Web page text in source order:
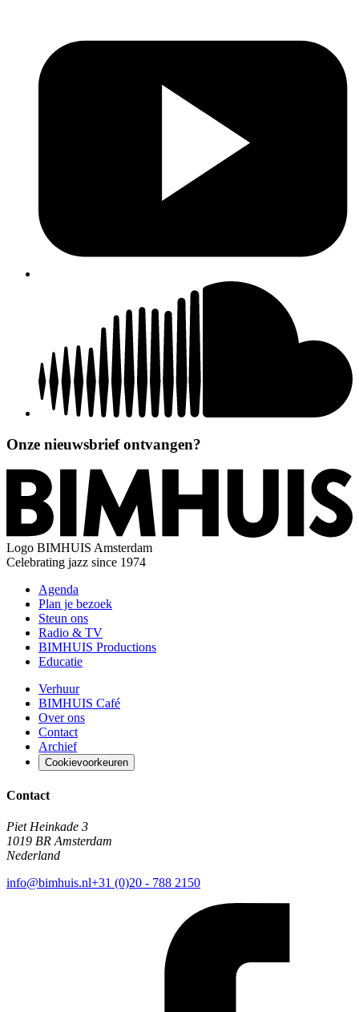
Onze nieuwsbrief ontvangen?
Logo BIMHUIS Amsterdam
Celebrating jazz since 1974
Agenda
Plan je bezoek
Steun ons
Radio & TV
BIMHUIS Productions
Educatie
Verhuur
BIMHUIS Café
Over ons
Contact
Archief
Cookievoorkeuren
Contact
Piet Heinkade 3
1019 BR Amsterdam
Nederland
info@bimhuis.nl+31 (0)20 - 788 2150